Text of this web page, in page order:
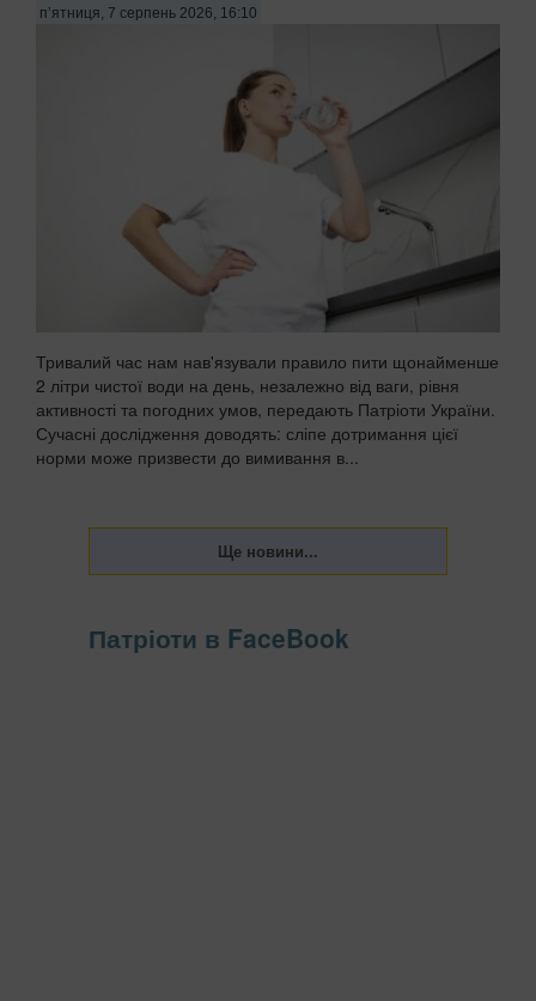
з використанням агресивних мийних за...
п’ятниця, 7 серпень 2026, 16:10
Тривалий час нам нав'язували правило пити щонайменше
2 літри чистої води на день, незалежно від ваги, рівня
активності та погодних умов, передають Патріоти України.
Сучасні дослідження доводять: сліпе дотримання цієї
норми може призвести до вимивання в...
Патріоти в FaceBook